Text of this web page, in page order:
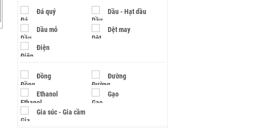
Đá quý Dầu - Hạt dầu
Dầu mỏ Dệt may
Điện
Đồng Đường
Ethanol Gạo
Gia súc - Gia cầm